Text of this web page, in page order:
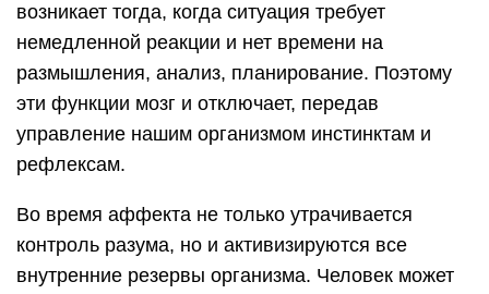
возникает тогда, когда ситуация требует
немедленной реакции и нет времени на
размышления, анализ, планирование. Поэтому
эти функции мозг и отключает, передав
управление нашим организмом инстинктам и
рефлексам.
Во время аффекта не только утрачивается
контроль разума, но и активизируются все
внутренние резервы организма. Человек может